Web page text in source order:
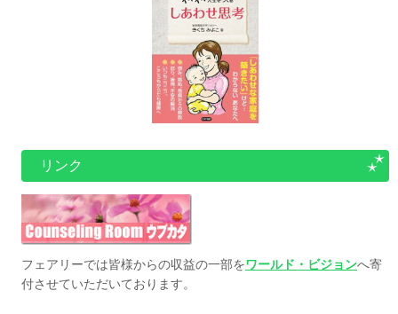
リンク
フェアリーでは皆様からの収益の一部をワールド・ビジョンへ寄
付させていただいております。